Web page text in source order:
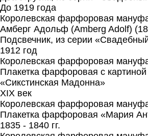
До 1919 года
Королевская фарфоровая
Амберг Адольф (Amberg Adolf)
Подсвечник, из серии
1912 год
Королевская фарфоровая
Плакетка фарфоровая с
«Сикстинская Мадонна»
XIX век
Королевская фарфоровая
Плакетка фарфоровая «Мария
1835 - 1840 гг.